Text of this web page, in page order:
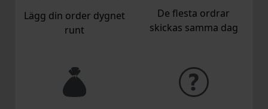
Lägg din order dygnet
runt
De flesta ordrar
skickas samma dag